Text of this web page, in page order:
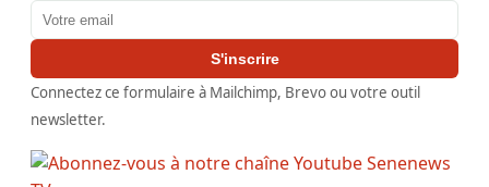
Adresse email
S'inscrire
Connectez ce formulaire à Mailchimp, Brevo ou votre outil
newsletter.